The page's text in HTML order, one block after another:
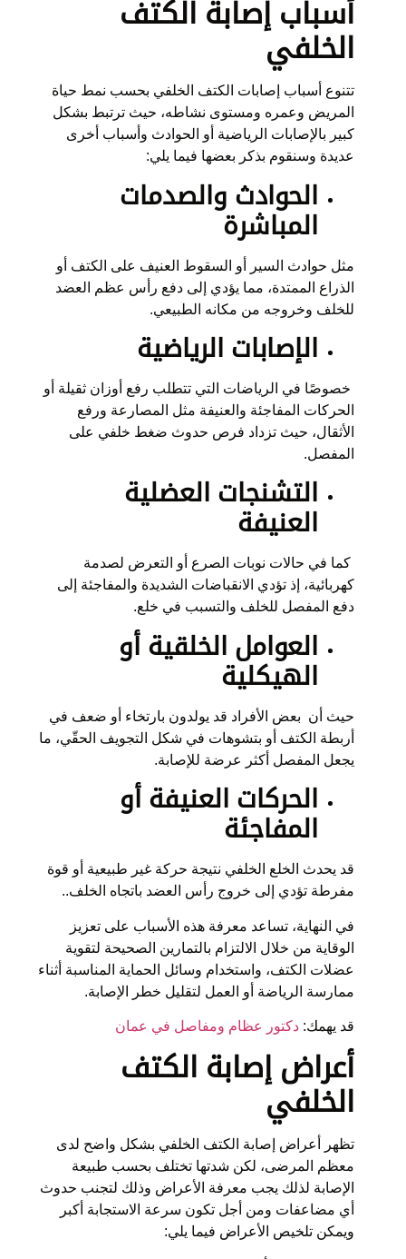
أسباب إصابة الكتف
الخلفي
تتنوع أسباب إصابات الكتف الخلفي بحسب نمط حياة
المريض وعمره ومستوى نشاطه، حيث ترتبط بشكل
كبير بالإصابات الرياضية أو الحوادث وأسباب أخرى
عديدة وسنقوم بذكر بعضها فيما يلي:
الحوادث والصدمات
المباشرة
مثل حوادث السير أو السقوط العنيف على الكتف أو
الذراع الممتدة، مما يؤدي إلى دفع رأس عظم العضد
للخلف وخروجه من مكانه الطبيعي.
الإصابات الرياضية
خصوصًا في الرياضات التي تتطلب رفع أوزان ثقيلة أو
الحركات المفاجئة والعنيفة مثل المصارعة ورفع
الأثقال، حيث تزداد فرص حدوث ضغط خلفي على
المفصل.
التشنجات العضلية
العنيفة
كما في حالات نوبات الصرع أو التعرض لصدمة
كهربائية، إذ تؤدي الانقباضات الشديدة والمفاجئة إلى
دفع المفصل للخلف والتسبب في خلع.
العوامل الخلقية أو
الهيكلية
حيث أن بعض الأفراد قد يولدون بارتخاء أو ضعف في
أربطة الكتف أو بتشوهات في شكل التجويف الحقّي، ما
يجعل المفصل أكثر عرضة للإصابة.
الحركات العنيفة أو
المفاجئة
قد يحدث الخلع الخلفي نتيجة حركة غير طبيعية أو قوة
مفرطة تؤدي إلى خروج رأس العضد باتجاه الخلف..
في النهاية، تساعد معرفة هذه الأسباب على تعزيز
الوقاية من خلال الالتزام بالتمارين الصحيحة لتقوية
عضلات الكتف، واستخدام وسائل الحماية المناسبة أثناء
ممارسة الرياضة أو العمل لتقليل خطر الإصابة.
قد يهمك: دكتور عظام ومفاصل في عمان
أعراض إصابة الكتف
الخلفي
تظهر أعراض إصابة الكتف الخلفي بشكل واضح لدى
معظم المرضى، لكن شدتها تختلف بحسب طبيعة
الإصابة لذلك يجب معرفة الأعراض وذلك لتجنب حدوث
أي مضاعفات ومن أجل تكون سرعة الاستجابة أكبر
ويمكن تلخيص الأعراض فيما يلي: